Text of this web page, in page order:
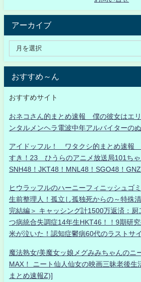
アーカイブ
おすすめ～ん
おすすめサイト
おネコさん的まとめ速報 僕の彼女はエ
ンタルメンヘラ電波中年アルバイターの
アイドッフル！ ワタクシ的まとめ速報
すき！23 ひうらのアニメ放送局101ち
SNH48！JKT48！MNL48！SGO48！
ヒウラッフルのハーニーフィニッシュゴ
生前整理人！孤立し孤独死からの～特殊
完結編＞ キャッシング計1500万返済：厨
つ病統合失調症14年生HKT46！！9期研
米が泣いた！認知症鬱病60代のラストサ
魔法熟女/美魔女ッ娘メグみみちゃんのニ
MAX！ ニート仙人仙女の映画三昧老後生
まとめ速報Z)]